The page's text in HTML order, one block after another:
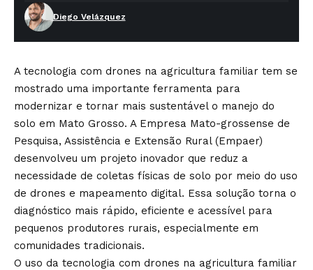
Diego Velázquez
A tecnologia com drones na agricultura familiar tem se
mostrado uma importante ferramenta para
modernizar e tornar mais sustentável o manejo do
solo em Mato Grosso. A Empresa Mato-grossense de
Pesquisa, Assistência e Extensão Rural (Empaer)
desenvolveu um projeto inovador que reduz a
necessidade de coletas físicas de solo por meio do uso
de drones e mapeamento digital. Essa solução torna o
diagnóstico mais rápido, eficiente e acessível para
pequenos produtores rurais, especialmente em
comunidades tradicionais.
O uso da tecnologia com drones na agricultura familiar